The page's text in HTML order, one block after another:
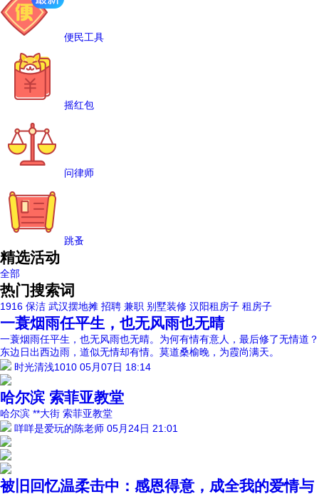
便民工具
摇红包
问律师
跳蚤
精选活动
全部
热门搜索词
1916 保洁 武汉摆地摊 招聘 兼职 别墅装修 汉阳租房子 租房子
一蓑烟雨任平生，也无风雨也无晴
一蓑烟雨任平生，也无风雨也无晴。为何有情有意人，最后修了无情道？
东边日出西边雨，道似无情却有情。莫道桑榆晚，为霞尚满天。
时光清浅1010 05月07日 18:14
哈尔滨 索菲亚教堂
哈尔滨 **大街 索菲亚教堂
咩咩是爱玩的陈老师 05月24日 21:01
被旧回忆温柔击中：感恩得意，成全我的爱情与